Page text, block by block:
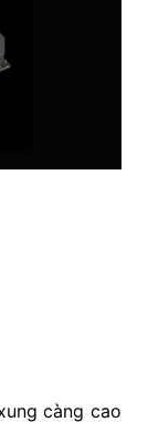
càng cao